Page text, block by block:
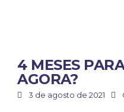
4 MESES
AGORA?
3 de agosto de 2021